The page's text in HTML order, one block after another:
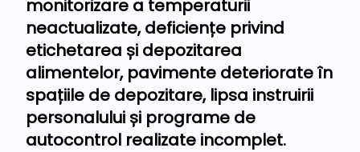
monitorizare a temperaturii
neactualizate, deficiențe privind
etichetarea și depozitarea
alimentelor, pavimente deteriorate în
spațiile de depozitare, lipsa instruirii
personalului și programe de
autocontrol realizate incomplet.